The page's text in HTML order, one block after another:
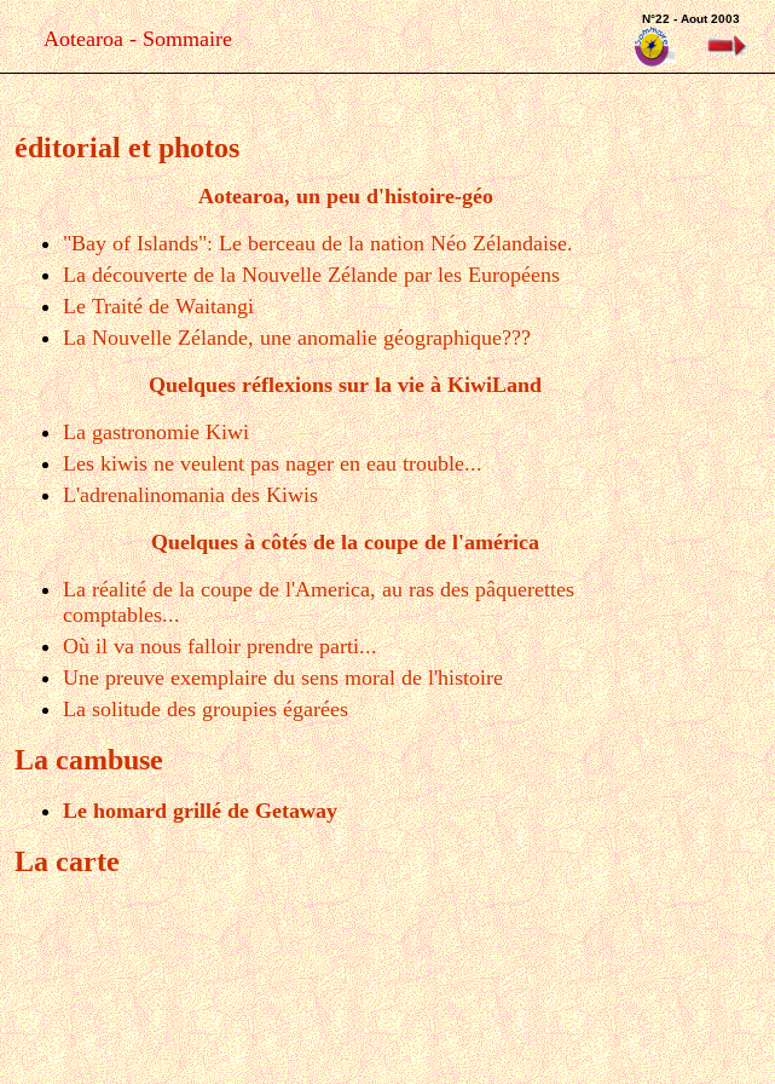
Aotearoa - Sommaire
N°22 - Aout 2003
éditorial et photos
Aotearoa, un peu d'histoire-géo
"Bay of Islands": Le berceau de la nation Néo Zélandaise.
La découverte de la Nouvelle Zélande par les Européens
Le Traité de Waitangi
La Nouvelle Zélande, une anomalie géographique???
Quelques réflexions sur la vie à KiwiLand
La gastronomie Kiwi
Les kiwis ne veulent pas nager en eau trouble...
L'adrenalinomania des Kiwis
Quelques à côtés de la coupe de l'américa
La réalité de la coupe de l'America, au ras des pâquerettes
comptables...
Où il va nous falloir prendre parti...
Une preuve exemplaire du sens moral de l'histoire
La solitude des groupies égarées
La cambuse
Le homard grillé de Getaway
La carte